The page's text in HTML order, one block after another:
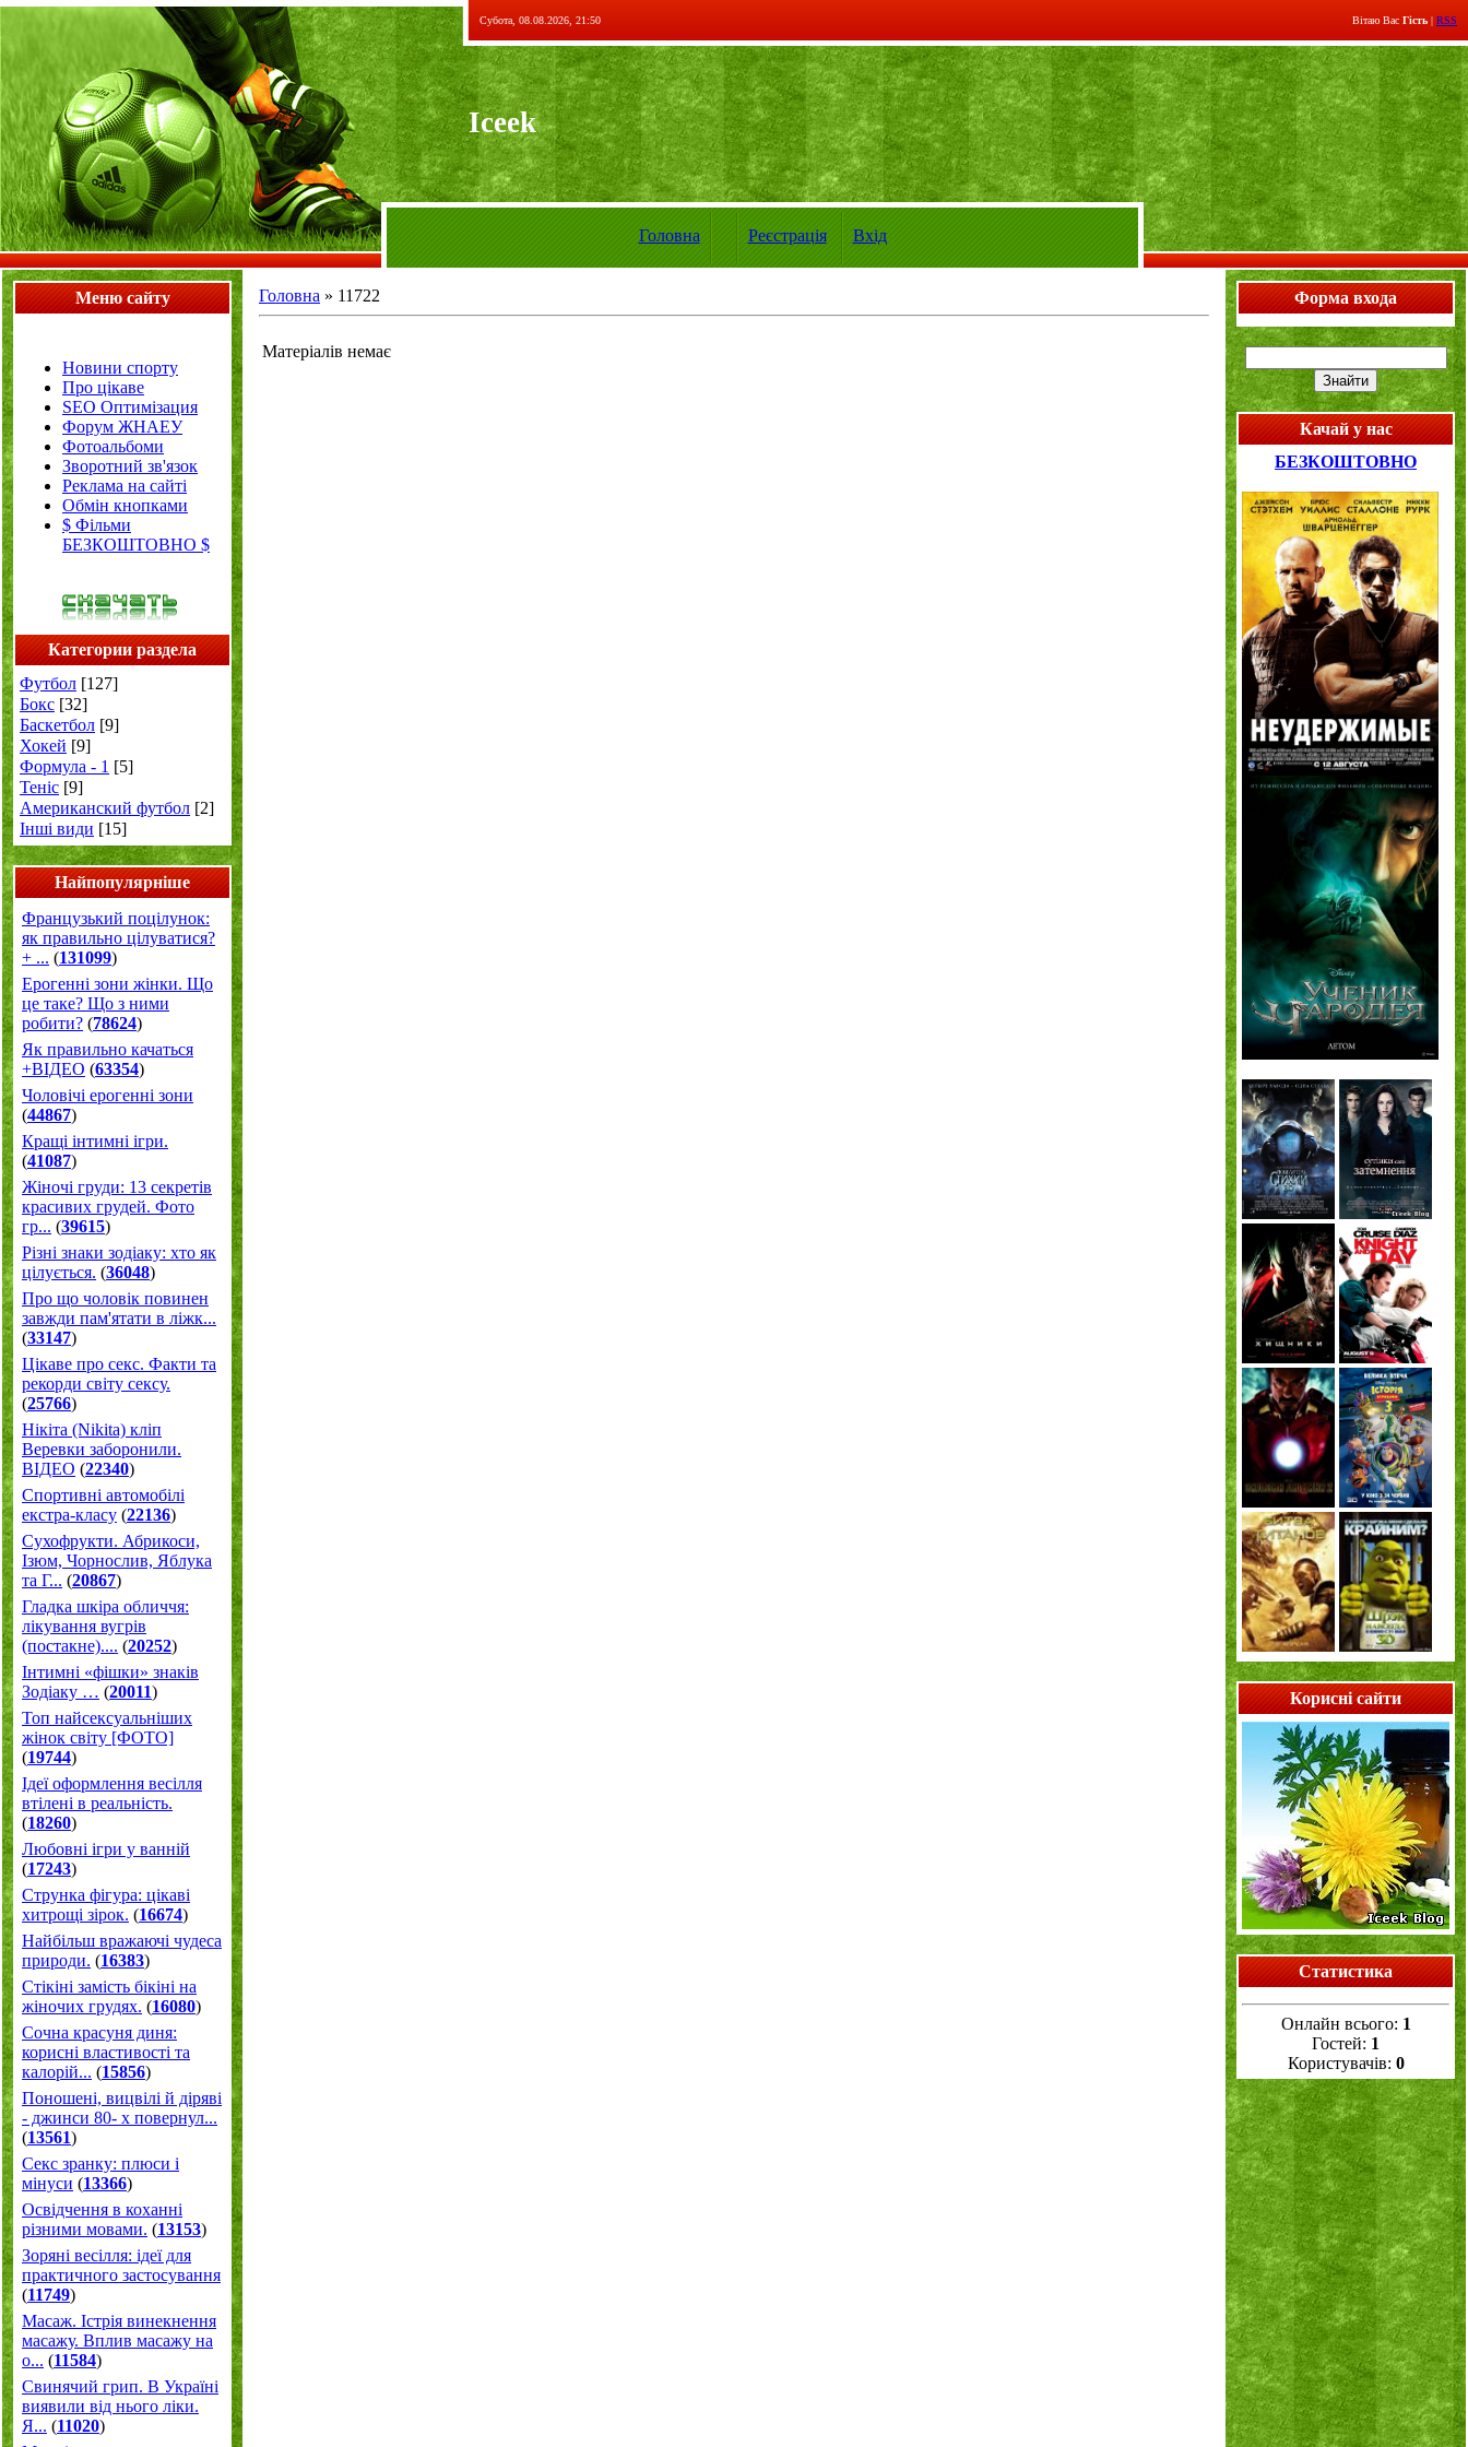
Субота, 08.08.2026, 21:50 Вітаю Вас Гість | RSS
Iceek
Головна Реєстрація Вхід
Меню сайту
Новини спорту
Про цікаве
SEO Оптимізация
Форум ЖНАЕУ
Фотоальбоми
Зворотний зв'язок
Реклама на сайті
Обмін кнопками
$ Фільми
БЕЗКОШТОВНО $
Категории раздела
Футбол [127]
Бокс [32]
Баскетбол [9]
Хокей [9]
Формула - 1 [5]
Теніс [9]
Американский футбол [2]
Інші види [15]
Найпопулярніше
Французький поцілунок:
як правильно цілуватися?
+ ... (131099)
Ерогенні зони жінки. Що
це таке? Що з ними
робити? (78624)
Як правильно качаться
+ВІДЕО (63354)
Чоловічі ерогенні зони
(44867)
Кращі інтимні ігри.
(41087)
Жіночі груди: 13 секретів
красивих грудей. Фото
гр... (39615)
Різні знаки зодіаку: хто як
цілується. (36048)
Про що чоловік повинен
завжди пам'ятати в ліжк...
(33147)
Цікаве про секс. Факти та
рекорди світу сексу.
(25766)
Нікіта (Nikita) кліп
Веревки заборонили.
ВІДЕО (22340)
Спортивні автомобілі
екстра-класу (22136)
Cухофрукти. Абрикоси,
Ізюм, Чорнослив, Яблука
та Г... (20867)
Гладка шкіра обличчя:
лікування вугрів
(постакне).... (20252)
Інтимні «фішки» знаків
Зодіаку … (20011)
Топ найсексуальніших
жінок світу [ФОТО]
(19744)
Ідеї оформлення весілля
втілені в реальність.
(18260)
Любовні ігри у ванній
(17243)
Струнка фігура: цікаві
хитрощі зірок. (16674)
Найбільш вражаючі чудеса
природи. (16383)
Стікіні замість бікіні на
жіночих грудях. (16080)
Сочна красуня диня:
корисні властивості та
калорій... (15856)
Поношені, вицвілі й діряві
- джинси 80- х повернул...
(13561)
Секс зранку: плюси і
мінуси (13366)
Освідчення в коханні
різними мовами. (13153)
Зоряні весілля: ідеї для
практичного застосування
(11749)
Масаж. Істрія винекнення
масажу. Вплив масажу на
о... (11584)
Свинячий грип. В Україні
виявили від нього ліки.
Я... (11020)
Головна » 11722
Матеріалів немає
Форма входа
Качай у нас
БЕЗКОШТОВНО
Корисні сайти
Статистика
Онлайн всього: 1
Гостей: 1
Користувачів: 0